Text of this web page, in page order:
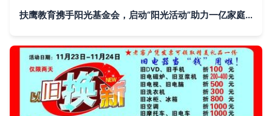
扶鹰教育携手阳光基金会，启动“阳光活动”助力一亿家庭幸福成长